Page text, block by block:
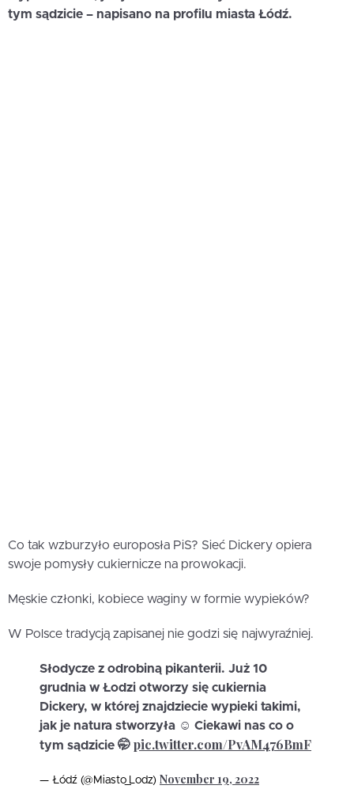
tym sądzicie – napisano na profilu miasta Łódź.
Co tak wzburzyło europosła PiS? Sieć Dickery opiera
swoje pomysły cukiernicze na prowokacji.
Męskie członki, kobiece waginy w formie wypieków?
W Polsce tradycją zapisanej nie godzi się najwyraźniej.
Słodycze z odrobiną pikanterii. Już 10
grudnia w Łodzi otworzy się cukiernia
Dickery, w której znajdziecie wypieki takimi,
jak je natura stworzyła ☺️ Ciekawi nas co o
tym sądzicie 🤭 pic.twitter.com/PvAM476BmF
— Łódź (@Miasto_Lodz) November 19, 2022